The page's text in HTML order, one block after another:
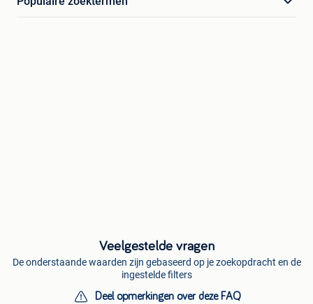
Veelgestelde vragen
De onderstaande waarden zijn gebaseerd op je zoekopdracht en de
ingestelde filters
Deel opmerkingen over deze FAQ